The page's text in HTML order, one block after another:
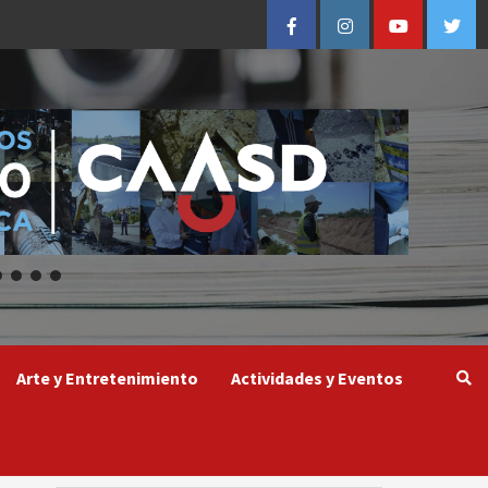
FacebookInstagramYoutube
Arte y Entretenimiento Actividades y Eventos